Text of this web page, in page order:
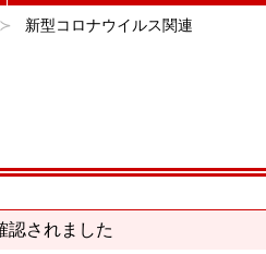
新型コロナウイルス関連
認されました